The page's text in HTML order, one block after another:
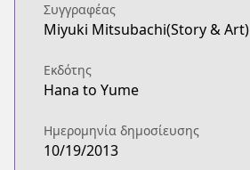
Συγγραφέας
Miyuki Mitsubachi(Story & Art)
Εκδότης
Hana to Yume
Ημερομηνία δημοσίευσης
10/19/2013